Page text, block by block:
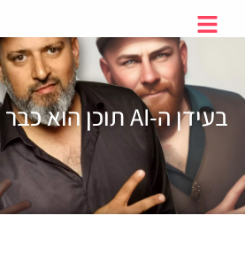
בעידן ה-AI תוכן הוא כבר לא המלך יותר!